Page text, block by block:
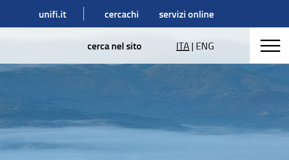
unifi.it cercachi servizi online
cerca nel sito ITA| ENG